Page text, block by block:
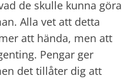
de skulle kunna göra
Alla vet att detta
att hända, men att
Pengar ger
det tillåter dig att